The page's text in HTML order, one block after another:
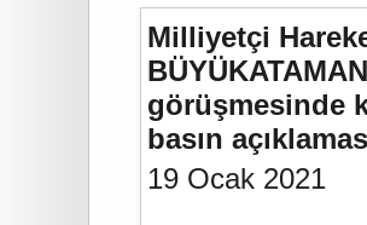
Milliyetçi
görüşmesinde
basın
19 Ocak 2021